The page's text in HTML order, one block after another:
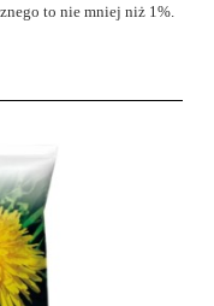
to nie mniej niż 1%.